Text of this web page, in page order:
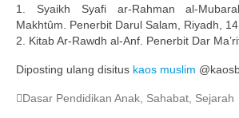
1. Syaikh Syafi ar-Rahman al-
Makhtûm. Penerbit Darul Salam, Riyadh,
2. Kitab Ar-Rawdh al-Anf. Penerbit Dar
Diposting ulang disitus kaos muslim
Dasar Pendidikan Anak Sahabat Sejarah